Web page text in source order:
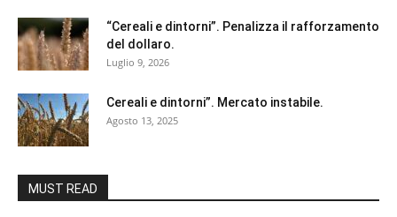
“Cereali e dintorni”. Penalizza il rafforzamento
del dollaro.
Luglio 9, 2026
Cereali e dintorni”. Mercato instabile.
Agosto 13, 2025
MUST READ